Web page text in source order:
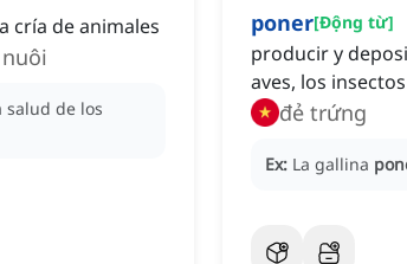
cría de animales
salud de los
poner[Động từ]
producir y
aves, los
đẻ trứng
Ex: La gallina